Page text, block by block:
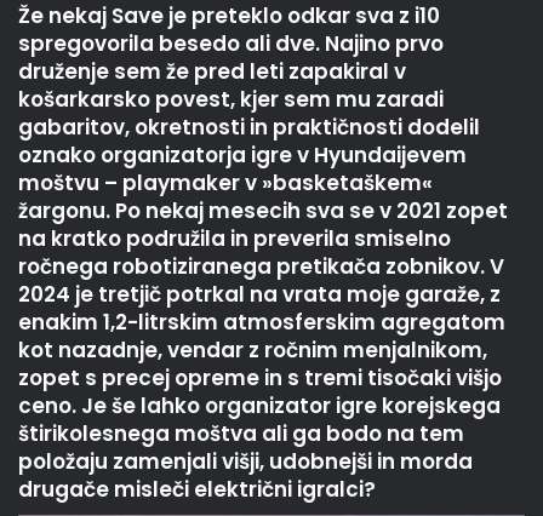
Že nekaj Save je preteklo odkar sva z i10
spregovorila besedo ali dve. Najino prvo
druženje sem že pred leti zapakiral v
košarkarsko povest, kjer sem mu zaradi
gabaritov, okretnosti in praktičnosti dodelil
oznako organizatorja igre v Hyundaijevem
moštvu – playmaker v »basketaškem«
žargonu. Po nekaj mesecih sva se v 2021 zopet
na kratko podružila in preverila smiselno
ročnega robotiziranega pretikača zobnikov. V
2024 je tretjič potrkal na vrata moje garaže, z
enakim 1,2-litrskim atmosferskim agregatom
kot nazadnje, vendar z ročnim menjalnikom,
zopet s precej opreme in s tremi tisočaki višjo
ceno. Je še lahko organizator igre korejskega
štirikolesnega moštva ali ga bodo na tem
položaju zamenjali višji, udobnejši in morda
drugače misleči električni igralci?